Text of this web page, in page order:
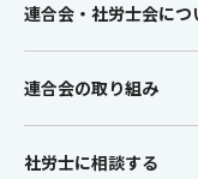
連合会・社労士会につ
連合会の取り組み
社労士に相談する